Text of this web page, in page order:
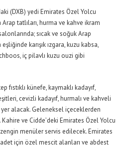
(DXB) yedi Emirates Özel Yolcu
tatlıları, hurma ve kahve ikram
sıcak ve soğuk Arap
karışık ızgara, kuzu kabsa,
iç pilavlı kuzu ouzi gibi
fıstıklı künefe, kaymaklı kadayıf,
cevizli kadayıf, hurmalı ve kahveli
alacak. Geleneksel içeceklerden
ve Cidde’deki Emirates Özel Yolcu
menüler servis edilecek.Emirates
için özel mescit alanları ve abdest